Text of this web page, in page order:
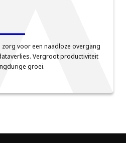
zorg voor een naadloze overgang
Vergroot productiviteit
groei.